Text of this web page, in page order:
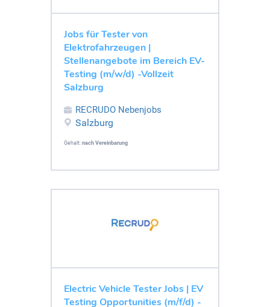
Jobs für Tester von
Elektrofahrzeugen |
Stellenangebote im Bereich EV-
Testing (m/w/d) -Vollzeit
Salzburg
RECRUDO Nebenjobs
Salzburg
Gehalt: nach Vereinbarung
Electric Vehicle Tester Jobs | EV
Testing Opportunities (m/f/d) -